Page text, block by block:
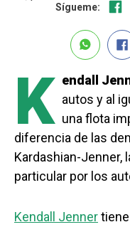
Sígueme:
K endall
autos y al
una flota
diferencia de las
Kardashian-Jenner,
particular por los
Kendall Jenner